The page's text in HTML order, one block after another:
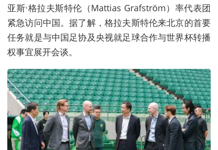
亚斯·格拉夫斯特伦（Mattias Grafström）率代表团
紧急访问中国。据了解，格拉夫斯特伦来北京的首要
任务就是与中国足协及央视就足球合作与世界杯转播
权事宜展开会谈。